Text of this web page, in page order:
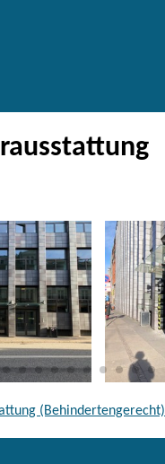
(Behindertengerecht)